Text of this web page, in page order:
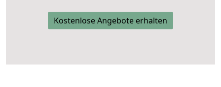
Kostenlose Angebote erhalten